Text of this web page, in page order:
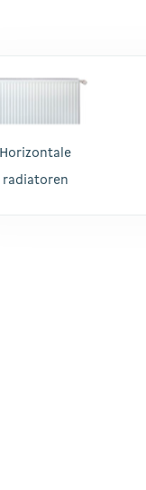
Horizontale
radiatoren